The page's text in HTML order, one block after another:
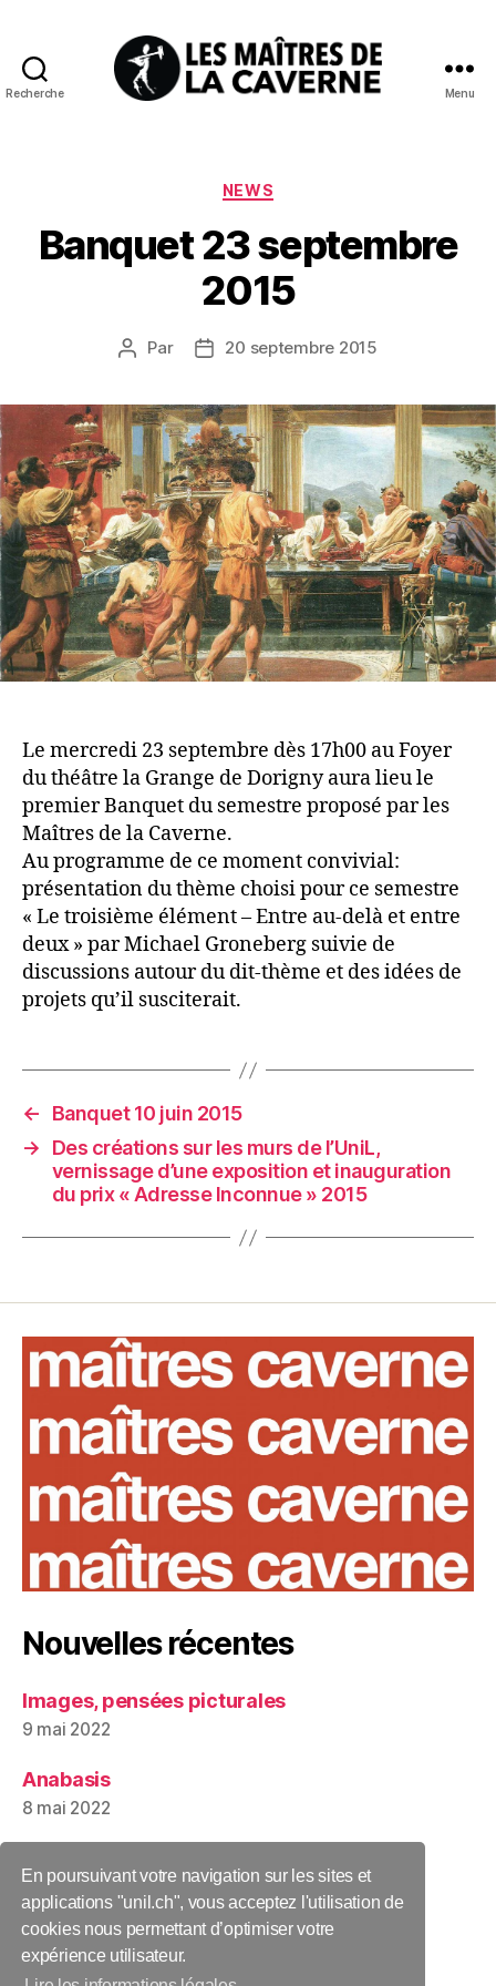
En poursuivant votre navigation sur les sites et
applications "unil.ch", vous acceptez l'utilisation de
cookies nous permettant d’optimiser votre
expérience utilisateur.
Recherche
la
Menu
Catégories
NEWS
Banquet 23 septembre
2015
Auteur
Par
Date20 septembre 2015
Le mercredi 23 septembre dès 17h00 au Foyer
du théâtre la Grange de Dorigny aura lieu le
premier Banquet du semestre proposé par les
Maîtres de la Caverne.
Au programme de ce moment convivial:
présentation du thème choisi pour ce semestre
« Le troisième élément – Entre au-delà et entre
deux » par Michael Groneberg suivie de
discussions autour du dit-thème et des idées de
projets qu’il susciterait.
←
Banquet 10 juin 2015
→
Des créations sur les murs de l’UniL,
vernissage d’une exposition et inauguration
du prix « Adresse Inconnue » 2015
Nouvelles récentes
Images, pensées picturales
9 mai 2022
Anabasis
8 mai 2022
12 décembre 2021